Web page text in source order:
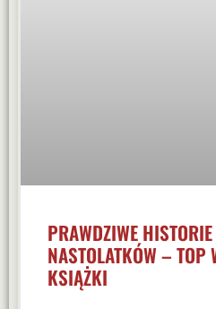
PRAWDZIWE
NASTOLATKÓW – TOP
KSIĄŻKI